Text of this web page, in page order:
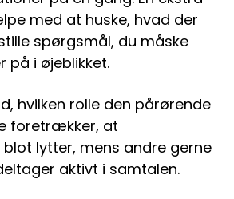
med at huske, hvad der
spørgsmål, du måske
på i øjeblikket.
hvilken rolle den pårørende
foretrækker, at
lytter, mens andre gerne
aktivt i samtalen.